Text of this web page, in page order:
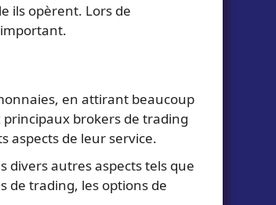
ils opèrent. Lors de
en attirant beaucoup
brokers de trading
aspects de leur service.
divers autres aspects tels que
de trading, les options de